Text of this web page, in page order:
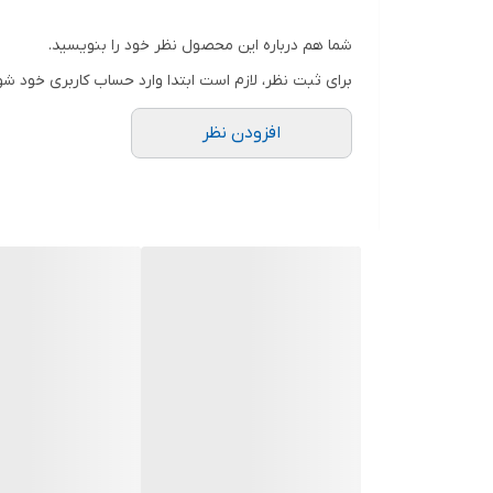
شما هم درباره این محصول نظر خود را بنویسید.
برای ثبت نظر، لازم است ابتدا وارد حساب کاربری خود
افزودن نظر